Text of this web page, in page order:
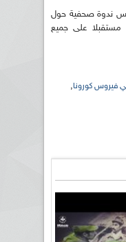
ندوة صحفية حول
مستقبلا على جميع
فيروس كورونا,